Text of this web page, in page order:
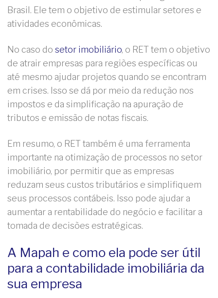
Brasil. Ele tem o objetivo de estimular setores e
atividades econômicas.
No caso do setor imobiliário, o RET tem o objetivo
de atrair empresas para regiões específicas ou
até mesmo ajudar projetos quando se encontram
em crises. Isso se dá por meio da redução nos
impostos e da simplificação na apuração de
tributos e emissão de notas fiscais.
Em resumo, o RET também é uma ferramenta
importante na otimização de processos no setor
imobiliário, por permitir que as empresas
reduzam seus custos tributários e simplifiquem
seus processos contábeis. Isso pode ajudar a
aumentar a rentabilidade do negócio e facilitar a
tomada de decisões estratégicas.
A Mapah e como ela pode ser útil
para a contabilidade imobiliária da
sua empresa